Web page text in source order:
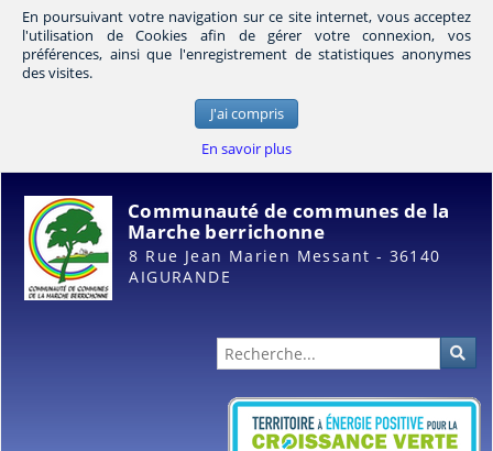
En poursuivant votre navigation sur ce site internet, vous acceptez
l'utilisation de Cookies afin de gérer votre connexion, vos
préférences, ainsi que l'enregistrement de statistiques anonymes
des visites.
J'ai compris
En savoir plus
Communauté de communes de la
Marche berrichonne
8 Rue Jean Marien Messant - 36140
AIGURANDE